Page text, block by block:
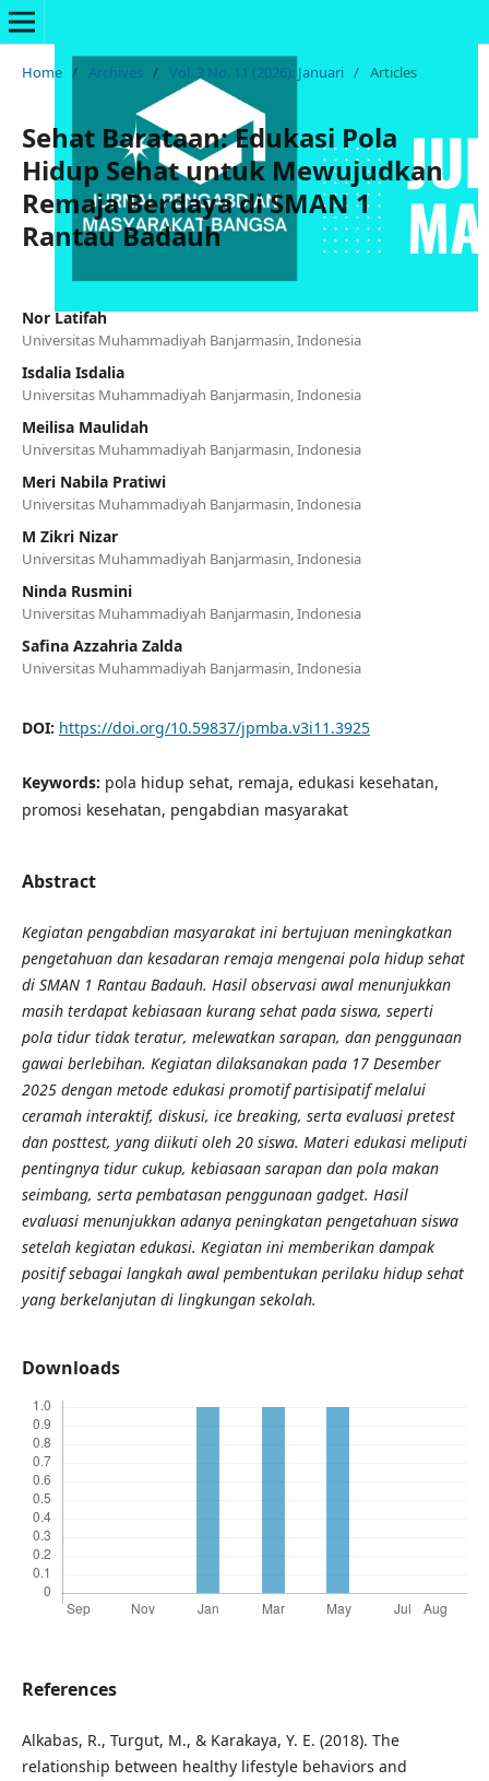
Home / Archives / Vol. 3 No. 11 (2026): Januari / Articles
Sehat Barataan: Edukasi Pola
Hidup Sehat untuk Mewujudkan
Remaja Berdaya di SMAN 1
Rantau Badauh
Nor Latifah
Universitas Muhammadiyah Banjarmasin, Indonesia
Isdalia Isdalia
Universitas Muhammadiyah Banjarmasin, Indonesia
Meilisa Maulidah
Universitas Muhammadiyah Banjarmasin, Indonesia
Meri Nabila Pratiwi
Universitas Muhammadiyah Banjarmasin, Indonesia
M Zikri Nizar
Universitas Muhammadiyah Banjarmasin, Indonesia
Ninda Rusmini
Universitas Muhammadiyah Banjarmasin, Indonesia
Safina Azzahria Zalda
Universitas Muhammadiyah Banjarmasin, Indonesia
DOI: https://doi.org/10.59837/jpmba.v3i11.3925
Keywords: pola hidup sehat, remaja, edukasi kesehatan,
promosi kesehatan, pengabdian masyarakat
Abstract
Kegiatan pengabdian masyarakat ini bertujuan meningkatkan
pengetahuan dan kesadaran remaja mengenai pola hidup sehat
di SMAN 1 Rantau Badauh. Hasil observasi awal menunjukkan
masih terdapat kebiasaan kurang sehat pada siswa, seperti
pola tidur tidak teratur, melewatkan sarapan, dan penggunaan
gawai berlebihan. Kegiatan dilaksanakan pada 17 Desember
2025 dengan metode edukasi promotif partisipatif melalui
ceramah interaktif, diskusi, ice breaking, serta evaluasi pretest
dan posttest, yang diikuti oleh 20 siswa. Materi edukasi meliputi
pentingnya tidur cukup, kebiasaan sarapan dan pola makan
seimbang, serta pembatasan penggunaan gadget. Hasil
evaluasi menunjukkan adanya peningkatan pengetahuan siswa
setelah kegiatan edukasi. Kegiatan ini memberikan dampak
positif sebagai langkah awal pembentukan perilaku hidup sehat
yang berkelanjutan di lingkungan sekolah.
Downloads
References
Alkabas, R., Turgut, M., & Karakaya, Y. E. (2018). The
relationship between healthy lifestyle behaviors and